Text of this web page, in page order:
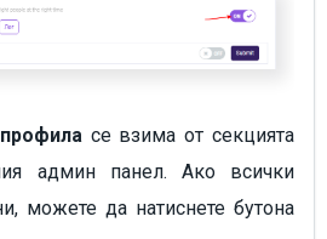
се взима от секцията
админ панел. Ако всички
можете да натиснете бутона